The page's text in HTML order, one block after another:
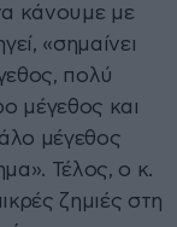
κάνουμε με
«σημαίνει
πολύ
μέγεθος και
μέγεθος
Τέλος, ο κ.
ζημιές στη